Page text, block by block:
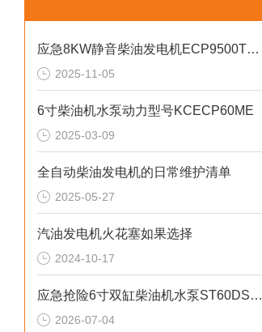
应急8KW静音柴油发电机ECP9500T的匠心之作
2025-11-05
6寸柴油机水泵动力型号KCECP60ME
2025-03-09
全自动柴油发电机的日常维护清单
2025-05-27
汽油发电机火花塞如果选择
2024-10-17
应急抢险6寸双缸柴油机水泵ST60DS产品介绍
2026-07-04